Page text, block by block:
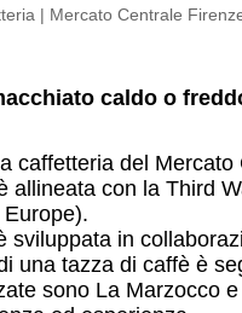
caldo o
caffetteria del
allineata con la Third
sviluppata in
una tazza di caffè è
sono La Marzocco